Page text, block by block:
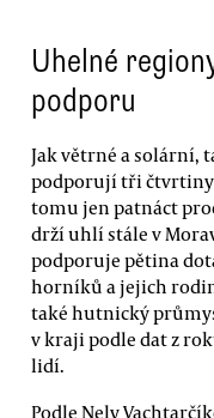
Uhelné
podporu
Jak větrné a solární,
podporují tři
tomu jen patnáct
drží uhlí stále v
podporuje pětina
horníků a jejich
také hutnický
v kraji podle dat z
lidí.
Podle Nely